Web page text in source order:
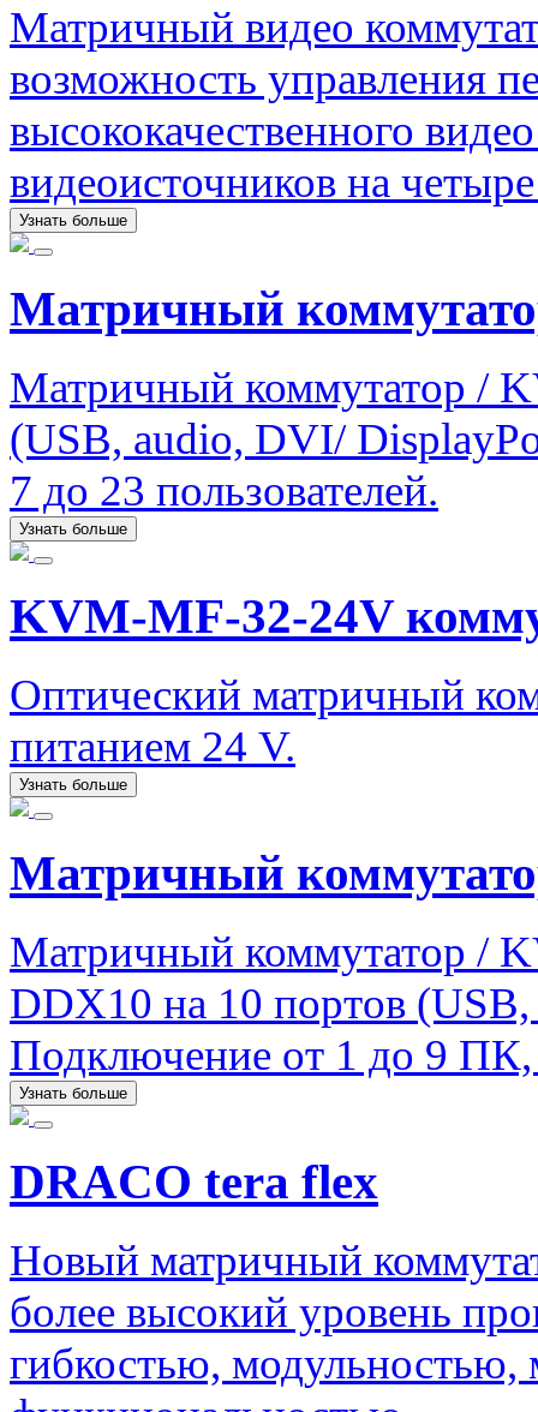
Матричный видео
возможность управления
высококачественного
видеоисточников на
Узнать больше
Матричный
Матричный коммутатор /
(USB, audio, DVI/
7 до 23 пользователей.
Узнать больше
KVM-MF-32-24V
Оптический матричный
питанием 24 V.
Узнать больше
Матричный
Матричный коммутатор /
DDX10 на 10 портов
Подключение от 1 до 9 ПК,
Узнать больше
DRACO tera flex
Новый матричный
более высокий уровень
гибкостью,